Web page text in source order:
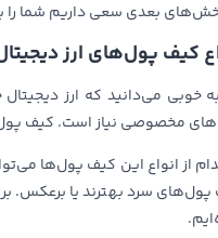
بعدی سعی داریم ‌شما را
کیف پول‌های ارز
خوبی می‌دانید که ارز
مخصوصی نیاز است. کیف پول‌های ارز
از انواع این کیف پول‌ها
سرد بهترند یا برعکس.